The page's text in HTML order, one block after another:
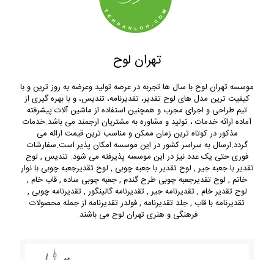
تهران لوح
موسسه تهران لوح با سال ها تجربه در عرصه تولید وعرضه به روز ترین و با
کیفیت ترین مدل های لوح تقدیر، تقدیرنامه، تندیس، و با بهره گیری از
تیم طراحی و اجرای مجرب و همچنین استفاده از ماشین آلات پیشرفته
آماده ارائه خدمات ، تولید و مشاوره به مشتریان ارجمند می باشد.خدمات
مذکور در کوتاه ترین زمان ممکن و مناسب ترین قیمت ارائه می
گردد.ارسال به سراسر کشور در این موسسه امکان پذیر است.سفارشات
فوری حتی یک عدد نیز در این موسسه پذیرفته می شود. تندیس , لوح
تقدیر با جعبه جیر , لوح تقدیر با جعبه چوبی , لوح تقدیرجعبه چوبی با نوار
خاتم , لوح تقدیرجعبه چوبی طرح گندم , جعبه چوبی ساده , قاب خام ,
لوح تقدیر خام , تقدیرنامه جیر , تقدیرنامه گالینگور , تقدیرنامه چوبی ,
تقدیرنامه با قاب , جلد تقدیرنامه , فولدر تقدیرنامه از جمله محصولات
فرهنگی و هنری تهران لوح می باشند.